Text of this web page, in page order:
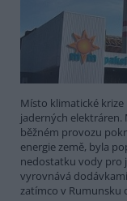
Místo klimatické
jaderných elektráren.
běžném provozu
energie země, byla
nedostatku vody pro
vyrovnává
zatímco v Rumunsku